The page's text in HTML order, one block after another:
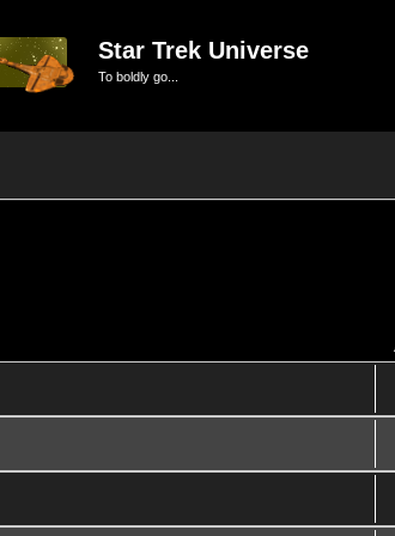
Star Trek Universe
To boldly go...